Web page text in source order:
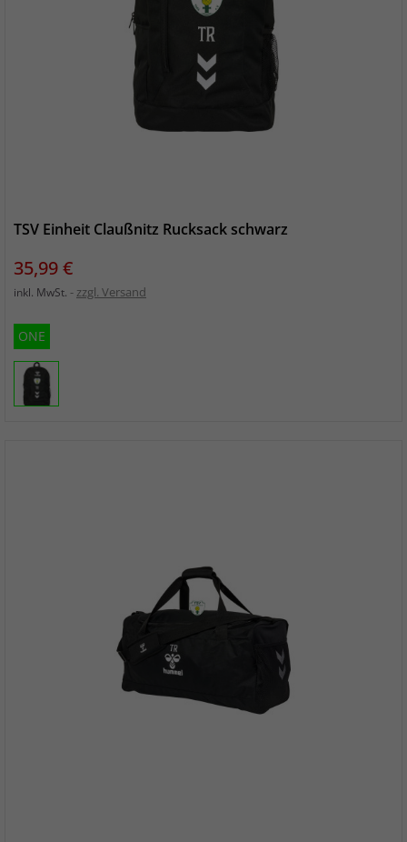
TSV Einheit Claußnitz Rucksack schwarz
Preis
35,99 €
inkl. MwSt. zzgl. Versand
ONE